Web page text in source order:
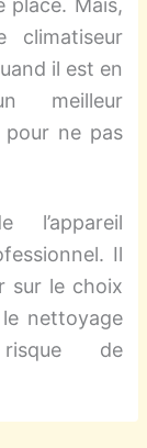
place. Mais,
climatiseur
il est en
meilleur
pour ne pas
l’appareil
Il
sur le choix
le nettoyage
de